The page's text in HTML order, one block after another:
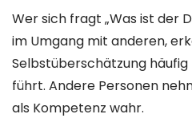
Wer sich fragt „Was ist der
im Umgang mit anderen,
Selbstüberschätzung häufig
führt. Andere Personen
als Kompetenz wahr.